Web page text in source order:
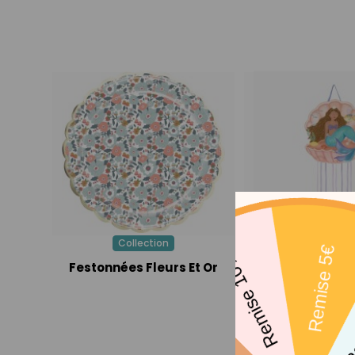
Collection
Festonnées Fleurs Et Or
Pull Pinata
6,90€